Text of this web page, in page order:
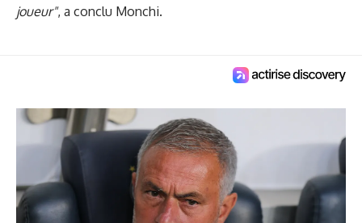
joueur", a conclu Monchi.